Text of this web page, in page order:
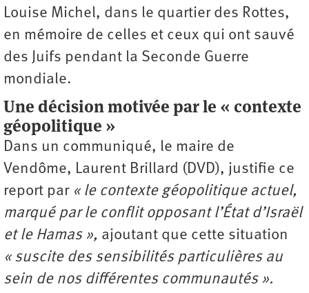
Louise Michel, dans le quartier des Rottes,
en mémoire de celles et ceux qui ont sauvé
des Juifs pendant la Seconde Guerre
mondiale.
Une décision motivée par le « contexte
géopolitique »
Dans un communiqué, le maire de
Vendôme, Laurent Brillard (DVD), justifie ce
report par « le contexte géopolitique actuel,
marqué par le conflit opposant l’État d’Israël
et le Hamas », ajoutant que cette situation
« suscite des sensibilités particulières au
sein de nos différentes communautés ».